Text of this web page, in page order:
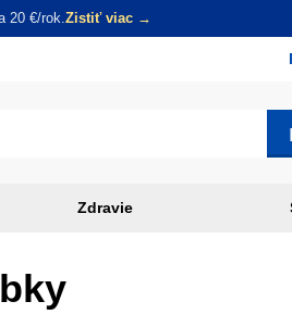
20 €/rok.Zistiť viac →
Zdravie